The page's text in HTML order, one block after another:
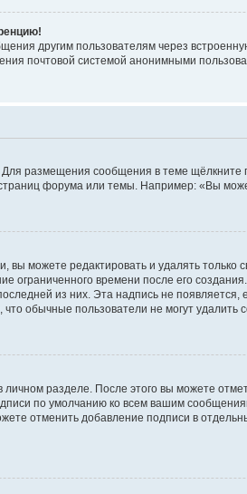
другим пользователям через
почтовой системой анонимными
размещения сообщения в теме щёлкните
форума или темы. Например: «Вы
можете редактировать и удалять
ограниченного времени после его
из них. Эта надпись не
обычные пользователи не могут удалить
разделе. После этого вы можете
по умолчанию ко всем вашим
отменить добавление подписи в